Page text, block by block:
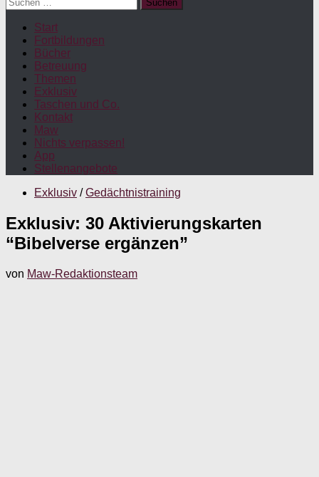
nach:
Start
Fortbildungen
Bücher
Betreuung
Themen
Exklusiv
Taschen und Co.
Kontakt
Maw
Nichts verpassen!
App
Stellenangebote
Exklusiv / Gedächtnistraining
Exklusiv: 30 Aktivierungskarten
“Bibelverse ergänzen”
von Maw-Redaktionsteam